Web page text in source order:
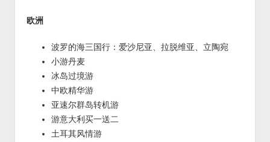
欧洲
波罗的海三国行：爱沙尼亚、拉脱维亚、立陶宛
小游丹麦
冰岛过境游
中欧精华游
亚速尔群岛转机游
游意大利买一送二
土耳其风情游